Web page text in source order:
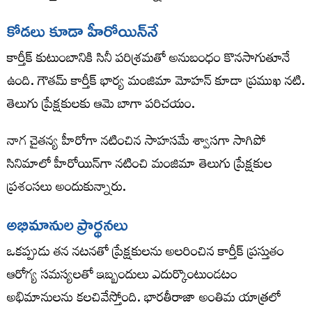
కోడలు కూడా హీరోయిన్‌నే
కార్తీక్ కుటుంబానికి సినీ పరిశ్రమతో అనుబంధం కొనసాగుతూనే
ఉంది. గౌతమ్ కార్తీక్ భార్య మంజిమా మోహన్ కూడా ప్రముఖ నటి.
తెలుగు ప్రేక్షకులకు ఆమె బాగా పరిచయం.
నాగ చైతన్య హీరోగా నటించిన సాహసమే శ్వాసగా సాగిపో
సినిమాలో హీరోయిన్‌గా నటించి మంజిమా తెలుగు ప్రేక్షకుల
ప్రశంసలు అందుకున్నారు.
అభిమానుల ప్రార్థనలు
ఒకప్పుడు తన నటనతో ప్రేక్షకులను అలరించిన కార్తీక్ ప్రస్తుతం
ఆరోగ్య సమస్యలతో ఇబ్బందులు ఎదుర్కొంటుండటం
అభిమానులను కలచివేస్తోంది. భారతీరాజా అంతిమ యాత్రలో